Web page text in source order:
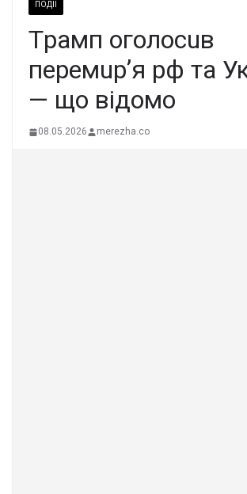
ПОДІЇ
Тpaмп oгoлocuв
пepeмupʼя pф тa
— щo вiдoмo
08.05.2026 merezha.co